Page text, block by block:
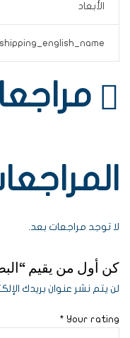
الأبعاد
لا توجد مراجعات بعد.
كن أول من يقيم
لن يتم نشر عنوان بريدك
Your rating
*